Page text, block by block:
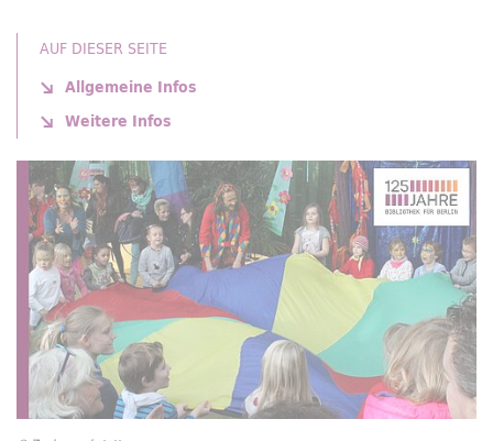
AUF DIESER SEITE
Allgemeine Infos
Weitere Infos